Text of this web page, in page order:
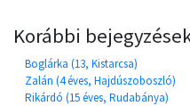
Korábbi
Boglárka (13, Kistarcsa)
Zalán (4 éves, Hajdúszoboszló)
Rikárdó (15 éves, Rudabánya)